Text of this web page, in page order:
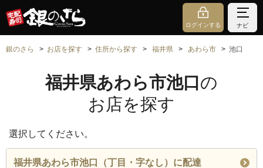
ログインする ナビ
銀のさら お店を探す 住所から探す 福井県 あわら市 池口
福井県あわら市池口の
お店を探す
選択してください。
福井県あわら市池口（丁目・字なし）に配達